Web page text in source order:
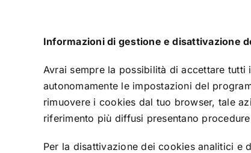
Informazioni di gestione e disattivazione
Avrai sempre la possibilità di accettare
autonomamente le impostazioni del
rimuovere i cookies dal tuo browser, tale
riferimento più diffusi presentano
Per la disattivazione dei cookies analitici